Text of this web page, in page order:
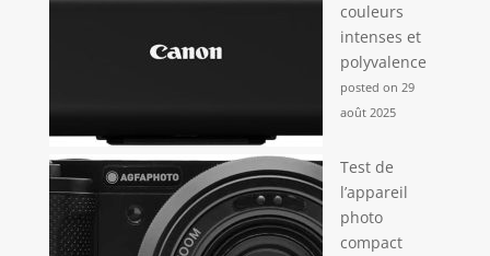
couleurs
intenses et
polyvalence
posted on 29
août 2025
Test de
l’appareil
photo
compact